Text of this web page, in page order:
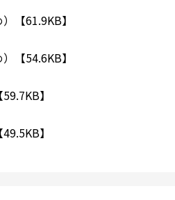
【61.9KB】
【54.6KB】
】
】